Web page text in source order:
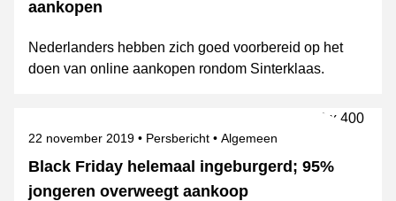
aankopen
Nederlanders hebben zich goed voorbereid op het
doen van online aankopen rondom Sinterklaas.
Black Friday helemaal ingeburgerd; 95%
jongeren overweegt aankoop
Gepubliceerd op
22 november 2019 Categorie
Persbericht Onderwerpen
Algemeen